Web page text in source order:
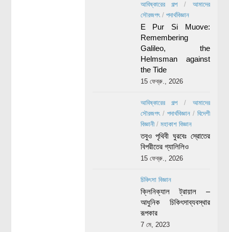
আবিষ্কারের গল্প/ আমাদের
সৌরজগৎ/ পদার্থবিজ্ঞান
E Pur Si Muove:
Remembering
Galileo, the
Helmsman against
the Tide
15 ফেব্রু., 2026
আবিষ্কারের গল্প/ আমাদের
সৌরজগৎ/ পদার্থবিজ্ঞান/ বিদেশী
বিজ্ঞানী/ মহাকাশ বিজ্ঞান
তবুও পৃথিবী ঘুরবেঃ স্রোতের
বিপরীতের গ্যালিলিও
15 ফেব্রু., 2026
চিকিৎসা বিজ্ঞান
ক্লিনিক্যাল ট্রায়াল –
আধুনিক চিকিৎসাব্যবস্থার
রূপকার
7 মে, 2023